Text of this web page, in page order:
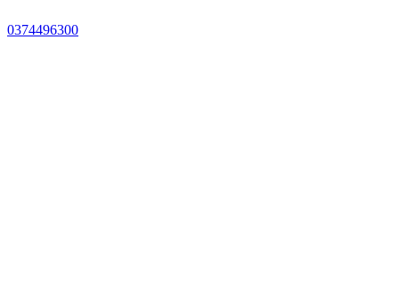
0374496300